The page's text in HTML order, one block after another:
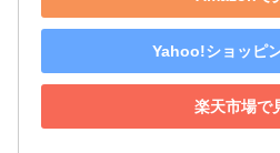
Yahoo!ショッピ
楽天市場で